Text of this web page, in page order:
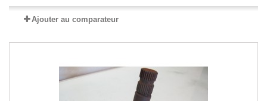
Ajouter au comparateur